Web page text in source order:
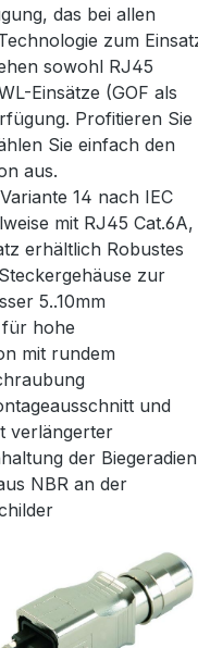
das bei allen
zum
sowohl RJ45
Einsätze (GOF als
Profitieren Sie
Sie einfach den
aus.
14 nach IEC
mit RJ45 Cat.6A,
erhältlich Robustes
zur
5..10mm
hohe
mit rundem
und
verlängerter
der Biegeradien
NBR an der